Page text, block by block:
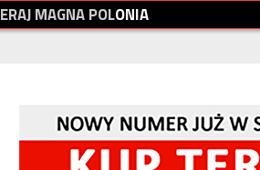
ERAJMAGNAPOLONIA